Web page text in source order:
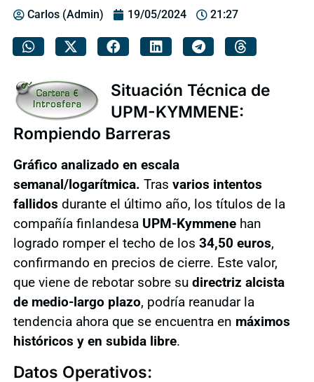
Carlos (Admin) 19/05/2024 21:27
Situación Técnica de
UPM-KYMMENE:
Rompiendo Barreras
Gráfico analizado en escala
semanal/logarítmica. Tras varios intentos
fallidos durante el último año, los títulos de la
compañía finlandesa UPM-Kymmenehan
logrado romper el techo de los 34,50 euros,
confirmando en precios de cierre. Este valor,
que viene de rebotar sobre su directriz alcista
de medio-largo plazo, podría reanudar la
tendencia ahora que se encuentra en máximos
históricos y en subida libre.
Datos Operativos: